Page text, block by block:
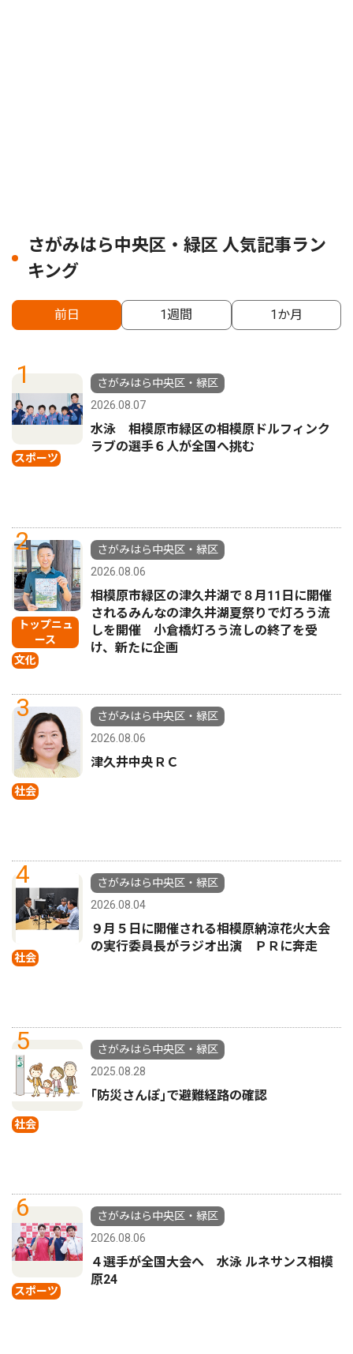
さがみはら中央区・緑区 人気記事ラン
キング
前日 1週間 1か月
1
スポーツ
さがみはら中央区・緑区
2026.08.07
水泳 相模原市緑区の相模原ドルフィンク
ラブの選手６人が全国へ挑む
2
トップニュ
ース
文化
さがみはら中央区・緑区
2026.08.06
相模原市緑区の津久井湖で８月11日に開催
されるみんなの津久井湖夏祭りで灯ろう流
しを開催 小倉橋灯ろう流しの終了を受
け、新たに企画
3
社会
さがみはら中央区・緑区
2026.08.06
津久井中央ＲＣ
4
社会
さがみはら中央区・緑区
2026.08.04
９月５日に開催される相模原納涼花火大会
の実行委員長がラジオ出演 ＰＲに奔走
5
社会
さがみはら中央区・緑区
2025.08.28
｢防災さんぽ｣で避難経路の確認
6
スポーツ
さがみはら中央区・緑区
2026.08.06
４選手が全国大会へ 水泳 ルネサンス相模
原24